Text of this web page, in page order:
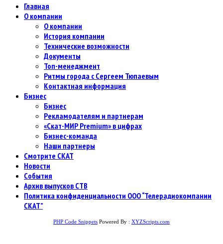
Главная
О компании
О компании
История компании
Технические возможности
Документы
Топ-менеджмент
Ритмы города с Сергеем Тюпаевым
Контактная информация
Бизнес
Бизнес
Рекламодателям и партнерам
«Скат-МИР Premium» в цифрах
Бизнес-команда
Наши партнеры
Смотрите СКАТ
Новости
События
Архив выпусков СТВ
Политика конфиденциальности ООО “Телерадиокомпании
СКАТ”
PHP Code Snippets Powered By : XYZScripts.com